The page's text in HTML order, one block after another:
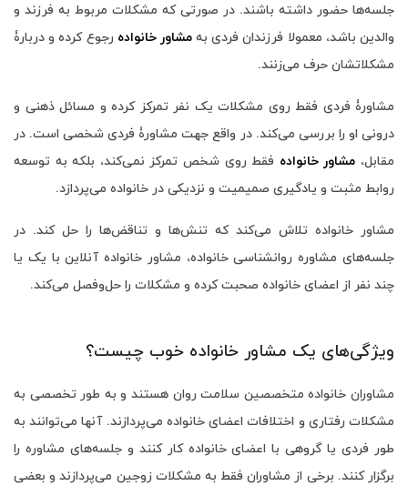
جلسه‌ها حضور داشته باشند. در صورتی که مشکلات مربوط به فرزند و
والدین باشد، معمولا فرزندان فردی بهمشاور خانواده رجوع کرده و دربارۀ
مشکلاتشان حرف می‌زنند.
مشاورۀ فردی فقط روی مشکلات یک نفر تمرکز کرده و مسائل ذهنی و
درونی او را بررسی می‌کند. در واقع جهت مشاورۀ فردی شخصی است. در
مقابل، مشاور خانواده فقط روی شخص تمرکز نمی‌کند، بلکه به توسعه
روابط مثبت و یادگیری صمیمیت و نزدیکی در خانواده می‌پردازد.
مشاور خانواده تلاش می‌کند که تنش‌ها و تناقض‌ها را حل کند. در
جلسه‌های مشاوره روانشناسی خانواده، مشاور خانواده آنلاین با یک یا
چند نفر از اعضای خانواده صحبت کرده و مشکلات را حل‌وفصل می‌کند.
ویژگی‌های یک مشاور خانواده خوب چیست؟
مشاوران خانواده متخصصین سلامت روان هستند و به طور تخصصی به
مشکلات رفتاری و اختلافات اعضای خانواده می‌پردازند. آنها می‌توانند به
طور فردی یا گروهی با اعضای خانواده کار کنند و جلسه‌های مشاوره را
برگزار کنند. برخی از مشاوران فقط به مشکلات زوجین می‌پردازند و بعضی